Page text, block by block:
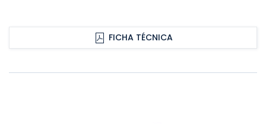
FICHA TÉCNICA